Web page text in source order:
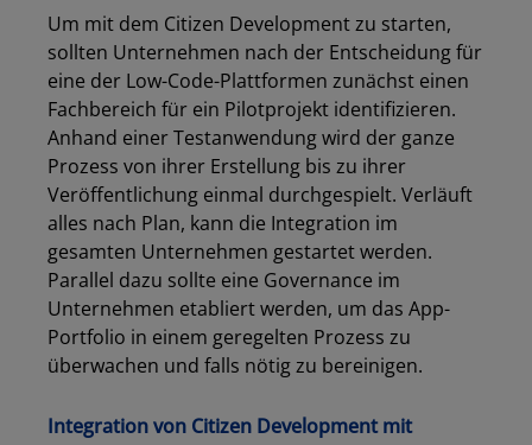
Um mit dem Citizen Development zu starten,
sollten Unternehmen nach der Entscheidung für
eine der Low-Code-Plattformen zunächst einen
Fachbereich für ein Pilotprojekt identifizieren.
Anhand einer Testanwendung wird der ganze
Prozess von ihrer Erstellung bis zu ihrer
Veröffentlichung einmal durchgespielt. Verläuft
alles nach Plan, kann die Integration im
gesamten Unternehmen gestartet werden.
Parallel dazu sollte eine Governance im
Unternehmen etabliert werden, um das App-
Portfolio in einem geregelten Prozess zu
überwachen und falls nötig zu bereinigen.
Integration von Citizen Development mit